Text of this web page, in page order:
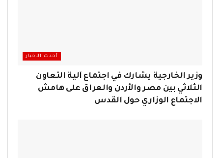
أحدث الاخبار
وزير الخارجية يشارك في اجتماع آلية التعاون
الثلاثي بين مصر والأردن والعراق على هامش
الاجتماع الوزاري حول القدس